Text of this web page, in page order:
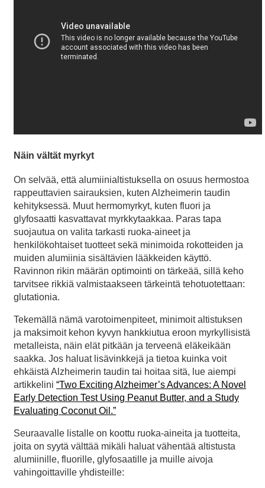
Näin vältät myrkyt
On selvää, että alumiinialtistuksella on osuus hermostoa
rappeuttavien sairauksien, kuten Alzheimerin taudin
kehityksessä. Muut hermomyrkyt, kuten fluori ja
glyfosaatti kasvattavat myrkkytaakkaa. Paras tapa
suojautua on valita tarkasti ruoka-aineet ja
henkilökohtaiset tuotteet sekä minimoida rokotteiden ja
muiden alumiinia sisältävien lääkkeiden käyttö.
Ravinnon rikin määrän optimointi on tärkeää, sillä keho
tarvitsee rikkiä valmistaakseen tärkeintä tehotuotettaan:
glutationia.
Tekemällä nämä varotoimenpiteet, minimoit altistuksen
ja maksimoit kehon kyvyn hankkiutua eroon myrkyllisistä
metalleista, näin elät pitkään ja terveenä eläkeikään
saakka. Jos haluat lisävinkkejä ja tietoa kuinka voit
ehkäistä Alzheimerin taudin tai hoitaa sitä, lue aiempi
artikkelini “Two Exciting Alzheimer’s Advances: A Novel
Early Detection Test Using Peanut Butter, and a Study
Evaluating Coconut Oil.”
Seuraavalle listalle on koottu ruoka-aineita ja tuotteita,
joita on syytä välttää mikäli haluat vähentää altistusta
alumiinille, fluorille, glyfosaatille ja muille aivoja
vahingoittaville yhdisteille: